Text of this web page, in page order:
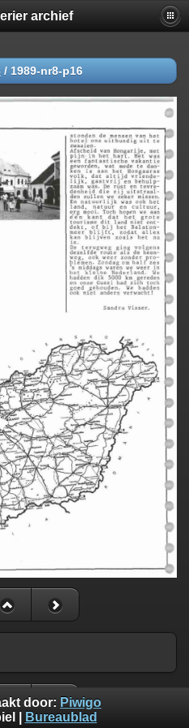
archief
/ 1989-nr8-p16
door: Piwigo
Bureaublad